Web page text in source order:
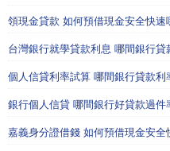
領現金貸款 如何預借現金安全快速
台灣銀行就學貸款利息 哪間銀行
個人信貸利率試算 哪間銀行貸款利
銀行個人信貸 哪間銀行好貸款過件
嘉義身分證借錢 如何預借現金安全